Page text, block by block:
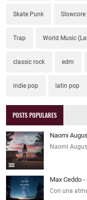
Skate Punk Slowcore
Trap World Music
classic rock edm
indie pop latin pop
POSTS POPULARES
Naomi
Naomi
Max Ceddo -
Con una